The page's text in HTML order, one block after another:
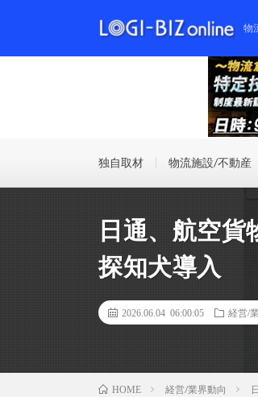
物
独自取材 物流施設/不動産
日通、航空貨
探知犬導入
2026.06.04 06:00:05 経営/
HOME 経営/業界動向